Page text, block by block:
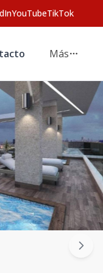
YouTubeTikTok
Más